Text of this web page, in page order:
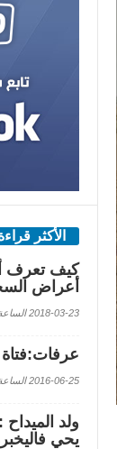
الأكثر
كيف تعرف
أعراض
2018-03-23 الساعة 21:46
عرفات:فتاة
2016-06-25 الساعة 23:51
ولد
يحي